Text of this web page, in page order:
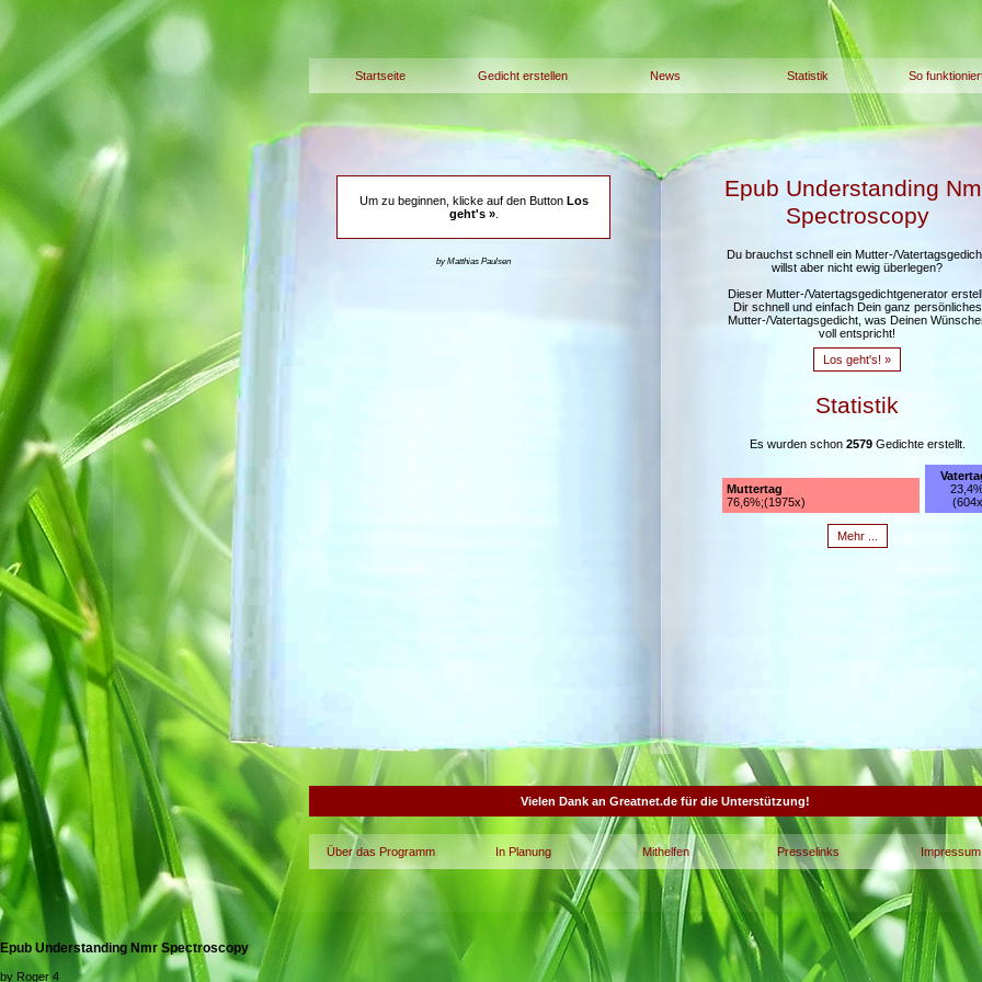
Startseite Gedicht erstellen News Statistik So
Um zu beginnen, klicke auf den Button Los
geht's ».
by Matthias Paulsen
Epub Understanding
Spectroscopy
Du brauchst schnell ein Mutter-/
willst aber nicht ewig überlegen?
Dieser Mutter-/Vatertagsgedichtgenerator
Dir schnell und einfach Dein ganz persönliches
Mutter-/Vatertagsgedicht, was Deinen
voll entspricht!
Los geht's! »
Statistik
Es wurden schon 2579Gedichte erstellt.
Muttertag
76,6%;(1975x)
Mehr ...
Vielen Dank an Greatnet.de für die Unterstützung!
Über das Programm In Planung Mithelfen Presselinks Impressum
Epub Understanding Nmr Spectroscopy
by Roger 4